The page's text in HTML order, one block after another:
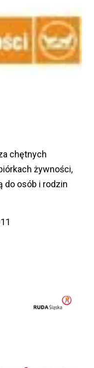
chętnych
żywności,
do osób i rodzin